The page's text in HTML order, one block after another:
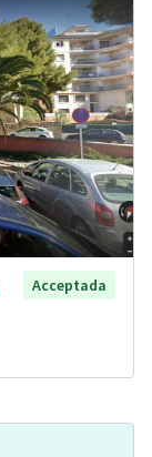
Acceptada